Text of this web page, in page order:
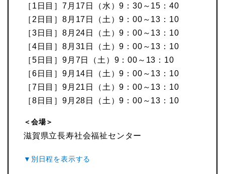
［1日目］7月17日（水）9：30～15：40
［2日目］8月17日（土）9：00～13：10
［3日目］8月24日（土）9：00～13：10
［4日目］8月31日（土）9：00～13：10
［5日目］9月7日（土）9：00～13：10
［6日目］9月14日（土）9：00～13：10
［7日目］9月21日（土）9：00～13：10
［8日目］9月28日（土）9：00～13：10
＜会場＞
滋賀県立長寿社会福祉センター